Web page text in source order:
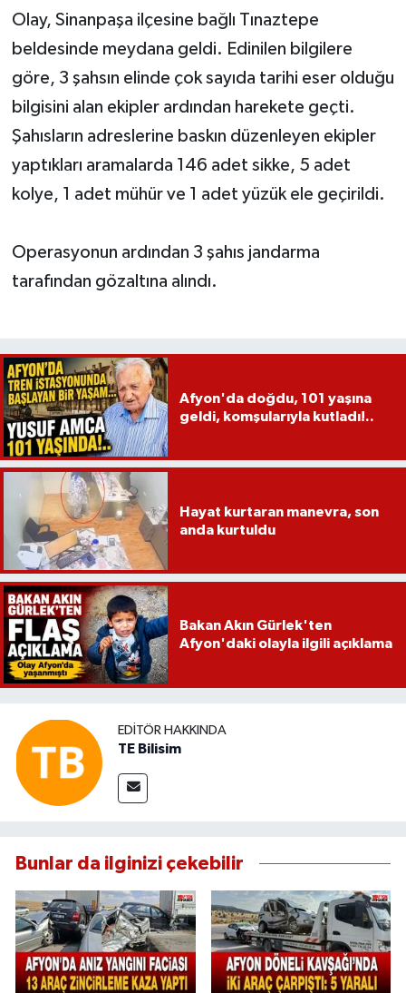
Olay, Sinanpaşa ilçesine bağlı Tınaztepe
beldesinde meydana geldi. Edinilen bilgilere
göre, 3 şahsın elinde çok sayıda tarihi eser olduğu
bilgisini alan ekipler ardından harekete geçti.
Şahısların adreslerine baskın düzenleyen ekipler
yaptıkları aramalarda 146 adet sikke, 5 adet
kolye, 1 adet mühür ve 1 adet yüzük ele geçirildi.
Operasyonun ardından 3 şahıs jandarma
tarafından gözaltına alındı.
Afyon'da doğdu, 101 yaşına
geldi, komşularıyla kutladı!..
Hayat kurtaran manevra, son
anda kurtuldu
Bakan Akın Gürlek'ten
Afyon'daki olayla ilgili açıklama
EDITÖR HAKKINDA
TE Bilisim
Bunlar da ilginizi çekebilir